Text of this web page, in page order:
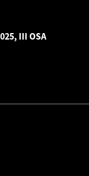
III OSA